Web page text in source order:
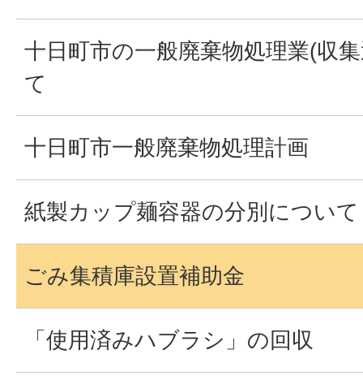
十日町市の一般廃棄物処理業(収
て
十日町市一般廃棄物処理計画
紙製カップ麺容器の分別について
ごみ集積庫設置補助金
「使用済みハブラシ」の回収